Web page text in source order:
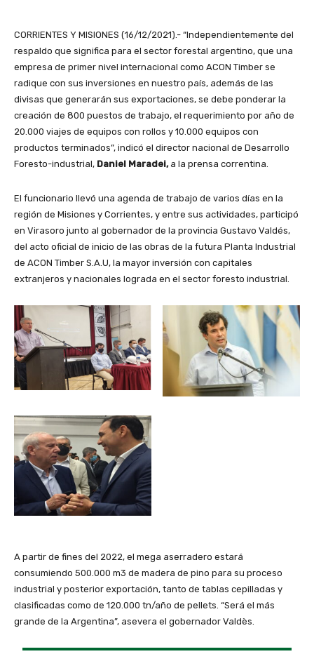
CORRIENTES Y MISIONES (16/12/2021).- “Independientemente del
respaldo que significa para el sector forestal argentino, que una
empresa de primer nivel internacional como ACON Timber se
radique con sus inversiones en nuestro país, además de las
divisas que generarán sus exportaciones, se debe ponderar la
creación de 800 puestos de trabajo, el requerimiento por año de
20.000 viajes de equipos con rollos y 10.000 equipos con
productos terminados”, indicó el director nacional de Desarrollo
Foresto-industrial, Daniel Maradei,a la prensa correntina.
El funcionario llevó una agenda de trabajo de varios días en la
región de Misiones y Corrientes, y entre sus actividades, participó
en Virasoro junto al gobernador de la provincia Gustavo Valdés,
del acto oficial de inicio de las obras de la futura Planta Industrial
de ACON Timber S.A.U, la mayor inversión con capitales
extranjeros y nacionales lograda en el sector foresto industrial.
A partir de fines del 2022, el mega aserradero estará
consumiendo 500.000 m3 de madera de pino para su proceso
industrial y posterior exportación, tanto de tablas cepilladas y
clasificadas como de 120.000 tn/año de pellets. “Será el más
grande de la Argentina”, asevera el gobernador Valdès.